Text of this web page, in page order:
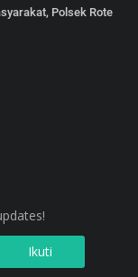
Polsek Rote